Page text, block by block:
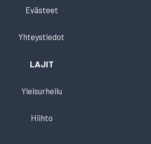
Evästeet
Yhteystiedot
LAJIT
Yleisurheilu
Hiihto